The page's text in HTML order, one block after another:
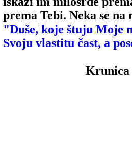
prema Tebi. Neka se
"Duše, koje štuju Moje
Svoju vlastitu čast, a
Krunica